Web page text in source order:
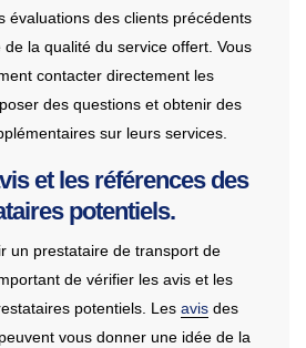
évaluations des clients précédents
la qualité du service offert. Vous
contacter directement les
des questions et obtenir des
sur leurs services.
et les références des
potentiels.
un prestataire de transport de
de vérifier les avis et les
potentiels. Les avis des
vous donner une idée de la